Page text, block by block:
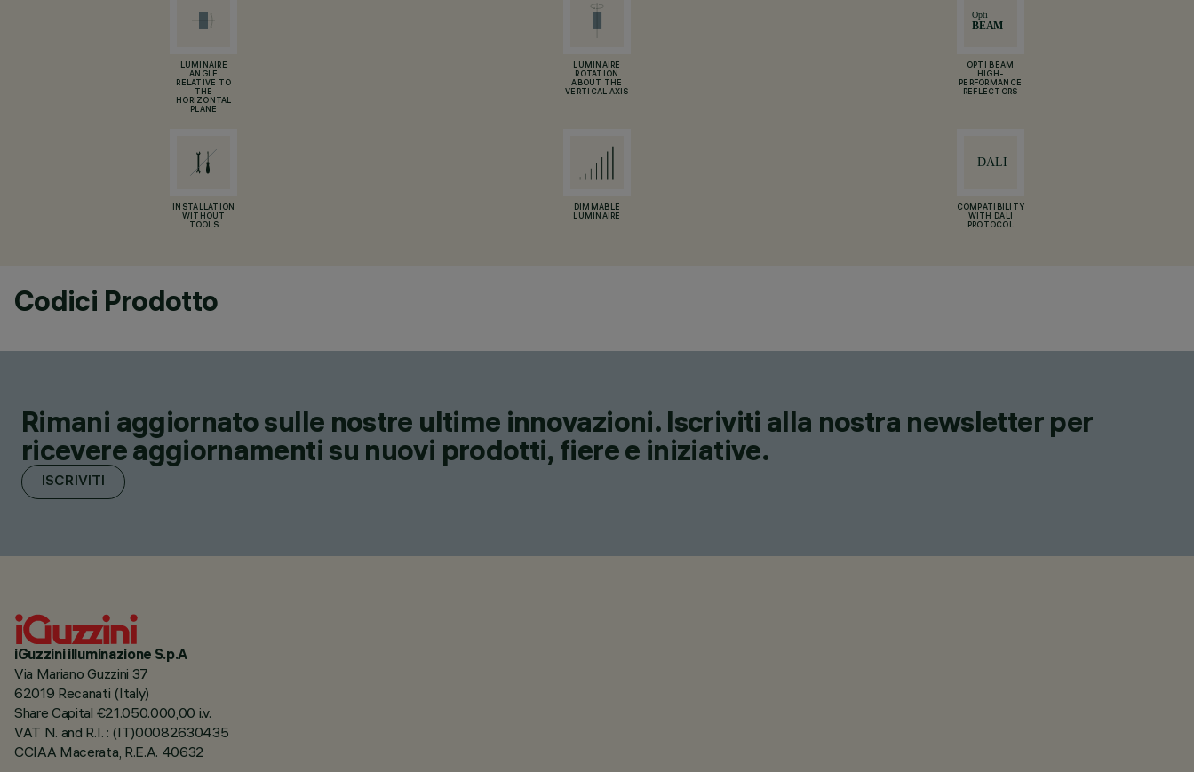
LUMINAIRE
ANGLE
RELATIVE TO
THE
HORIZONTAL
PLANE
LUMINAIRE
ROTATION
ABOUT THE
VERTICAL AXIS
OPTI BEAM
HIGH-
PERFORMANCE
REFLECTORS
INSTALLATION
WITHOUT
TOOLS
DIMMABLE
LUMINAIRE
COMPATIBILITY
WITH DALI
PROTOCOL
Codici Prodotto
Rimani aggiornato sulle nostre ultime innovazioni. Iscriviti alla nostra newsletter per
ricevere aggiornamenti su nuovi prodotti, fiere e iniziative.
ISCRIVITI
iGuzzini illuminazione S.p.A
Via Mariano Guzzini 37
62019 Recanati (Italy)
Share Capital €21.050.000,00 i.v.
VAT N. and R.I. : (IT)00082630435
CCIAA Macerata, R.E.A. 40632